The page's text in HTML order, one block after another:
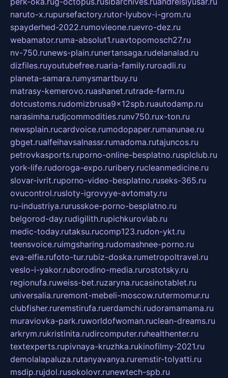
naruto-x.rupursefactory.rutor-lyubov-i-grom.ru
spayderhed-2022.rumovieone.ruevro-dez.ru
webamator.ruma-absolut1.ruavtopomosch27.ru
nv-750.runews-plain.runertansaga.rudelanalad.ru
dizfiles.ruyoutubefree.ruaria-family.ruroadli.ru
planeta-samara.rumysmartbuy.ru
matrasy-kemerovo.ruashanet.rutrade-farm.ru
dotcustoms.rudomizbrusa9x12spb.ruautodamp.ru
narasimha.rudjcommodities.runv750.rux-ton.ru
newsplain.rucardvoice.rumodopaper.rumanunae.ru
gbget.rualfeihavsalnassr.rumadoma.rutajuncos.ru
petrovkasports.ruporno-online-besplatno.rusplclub.ru
york-life.rudoroga-expo.ruribery.rucleanmedicine.ru
slovar-ivrit.ruporno-video-besplatno.ruseks-365.ru
ovucontrol.rusloty-igrovyye-avtomaty.ru
ru-industriya.rurusskoe-porno-besplatno.ru
belgorod-day.rudigilith.rupichkurovlab.ru
medic-today.rutaksu.rucomp123.rudon-ykt.ru
teensvoice.ruimgsharing.rudomashnee-porno.ru
eva-elfie.rufoto-tur.rubiz-doska.rumetropoltravel.ru
veslo-i-yakor.ruborodino-media.rurostotsky.ru
regionufa.ruweiss-bet.ruzaryna.rucasinotablet.ru
universalia.ruremont-mebeli-moscow.rutermomur.ru
clubfisher.ruremstirufa.ruerdamchi.rudoramamama.ru
muraviovka-park.ruworldofwoman.ruclean-dreams.ru
arkrym.rukristinita.rudircomputer.ruhealthenter.ru
textexperts.rupivnaya-kruzhka.rukinofilmy-2021.ru
demolalapaluza.rutanyavanya.ruremstir-tolyatti.ru
msdip.rujdol.rusokolovr.runewtech-spb.ru